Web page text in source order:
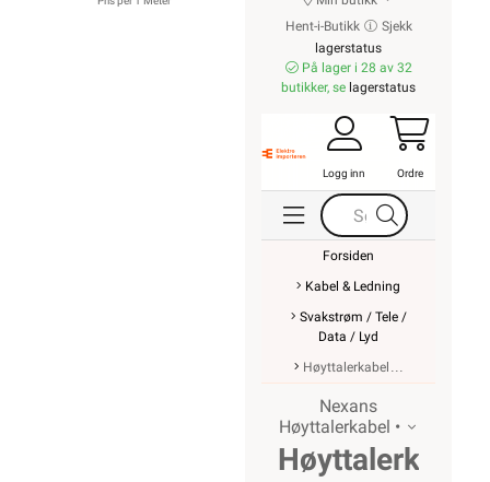
Hent-i-Butikk
Sjekk
lagerstatus
På lager i 28 av 32
butikker, se lagerstatus
Logg inn Ordre
Forsiden
Kabel & Ledning
Svakstrøm / Tele /
Data / Lyd
Høyttalerkabel
Nexans
Høyttalerkabel •
Høyttalerkabel